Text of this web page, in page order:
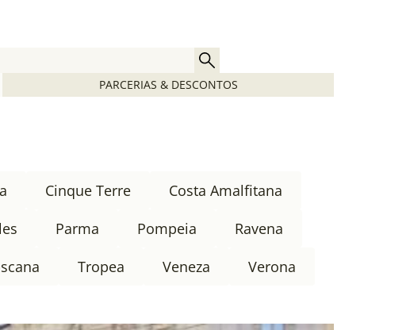
PARCERIAS & DESCONTOS
Cinque Terre
Costa Amalfitana
Parma Pompeia
Ravena
Tropea Veneza Verona